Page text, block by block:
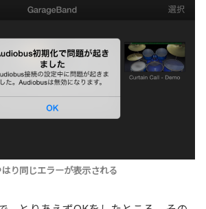
り同じエラーが表示される